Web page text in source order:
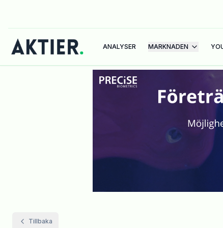
ANALYSER MARKNADEN
Tillbaka